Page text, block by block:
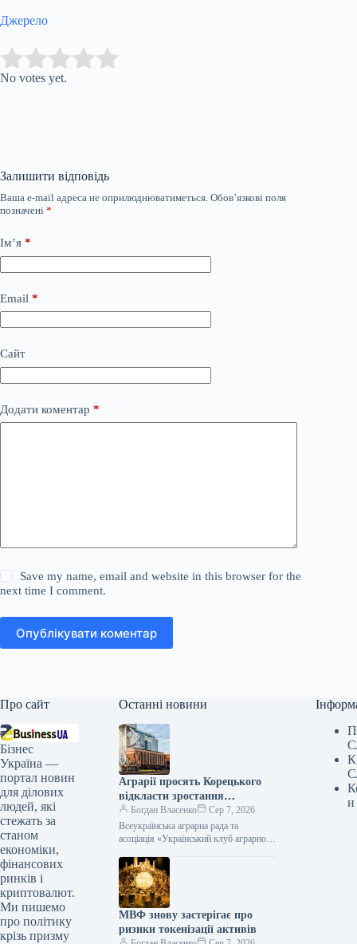
Джерело
Rate this item:
No votes yet.
Залишити відповідь
Ваша e-mail адреса не оприлюднюватиметься. Обов’язкові поля
позначені *
Ім’я *
Email *
Сайт
Додати коментар *
Save my name, email and website in this browser for the
next time I comment.
Опублікувати коментар
Про сайт
Бізнес
Україна —
портал новин
для ділових
людей, які
стежать за
станом
економіки,
фінансових
ринків і
криптовалют.
Ми пишемо
про політику
крізь призму
Останні новини
Аграрії просять Корецького
відкласти зростання
залізничних тарифів
Богдан Власенко
Сер 7, 2026
Всеукраїнська аграрна рада та
асоціація «Український клуб аграрного
міністра Сергія Корецького з
проханням відкласти заплановане
МВФ знову застерігає про
ризики токенізації активів
и